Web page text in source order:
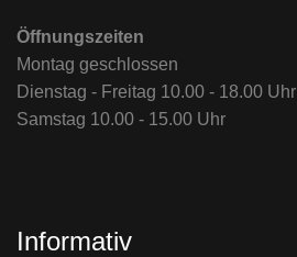
Öffnungszeiten
Montag geschlossen
Dienstag - Freitag 10.00 - 18.00 Uhr
Samstag 10.00 - 15.00 Uhr
Informativ